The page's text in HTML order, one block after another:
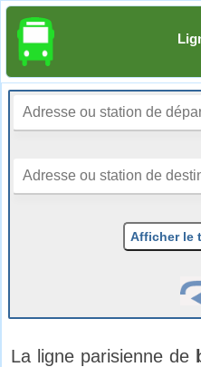
Afficher le
La ligne parisienne de